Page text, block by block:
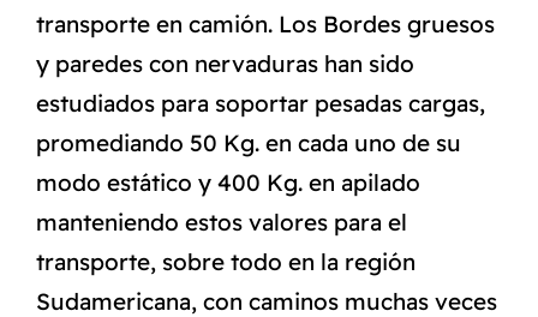
transporte en camión. Los Bordes gruesos
y paredes con nervaduras han sido
estudiados para soportar pesadas cargas,
promediando 50 Kg. en cada uno de su
modo estático y 400 Kg. en apilado
manteniendo estos valores para el
transporte, sobre todo en la región
Sudamericana, con caminos muchas veces